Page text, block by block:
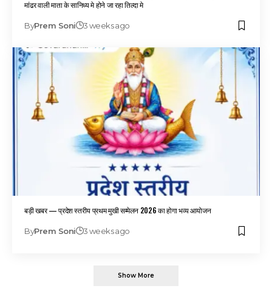
मांढर वाली माता के सानिध्य मे होने जा रहा तिल्दा मे
ByPrem Soni 3 weeks ago
बड़ी खबर — प्रदेश स्तरीय प्रथम मुखी सम्मेलन 2026 का होगा भव्य आयोजन
ByPrem Soni 3 weeks ago
Show More